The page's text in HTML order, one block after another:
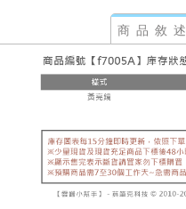
商品敘述